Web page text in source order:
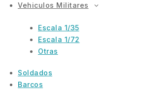
Vehiculos Militares
Escala 1/35
Escala 1/72
Otras
Soldados
Barcos